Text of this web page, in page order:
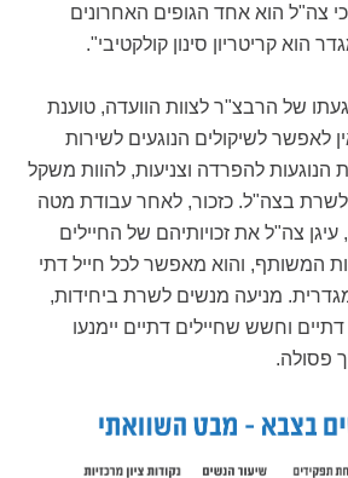
צה"ל הוא אחד הגופים האחרונים
הוא קריטריון סינון קולקטיבי".
של הרבצ"ר לצוות הוועדה, טוענת
לאפשר לשיקולים הנוגעים לשירות
להפרדה וצניעות, להוות משקל
לשרת בצה"ל. כזכור, לאחר עבודת מטה
צה"ל את זכויותיהם של החיילים
המשותף, והוא מאפשר לכל חייל דתי
מניעה מנשים לשרת ביחידות,
וחשש שחיילים דתיים יימנעו
פסולה.